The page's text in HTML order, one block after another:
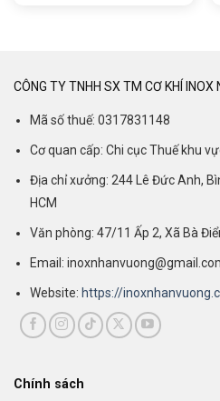
CÔNG TY TNHH SX TM CƠ KHÍ INOX
Mã số thuế: 0317831148
Cơ quan cấp: Chi cục Thuế khu
Địa chỉ xưởng: 244 Lê Đức Anh,
HCM
Văn phòng: 47/11 Ấp 2, Xã Bà
Email:
Website: https://
Chính sách